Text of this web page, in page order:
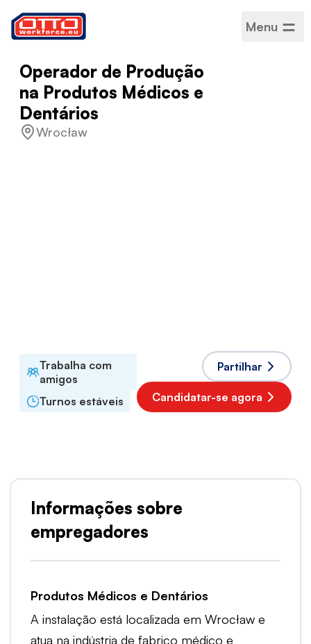
Menu
Operador de Produção
na Produtos Médicos e
Dentários
Wrocław
Trabalha com
amigos
Turnos estáveis
Partilhar
Candidatar-se agora
Informações sobre
empregadores
Produtos Médicos e Dentários
A instalação está localizada em Wrocław e
atua na indústria de fabrico médico e